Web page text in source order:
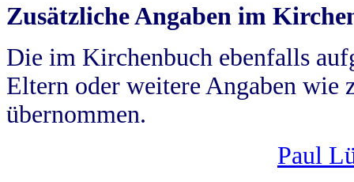
Zusätzliche Angaben im
Die im Kirchenbuch ebenfalls
Eltern oder weitere Angaben wie
übernommen.
Paul